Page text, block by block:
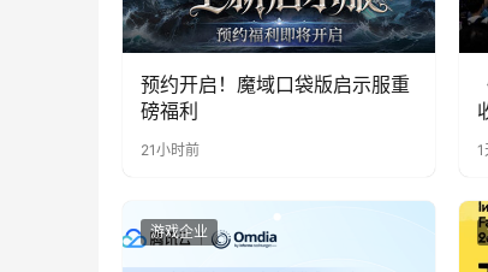
预约开启！魔域口袋版启示服重
磅福利
21小时前 1
游戏企业